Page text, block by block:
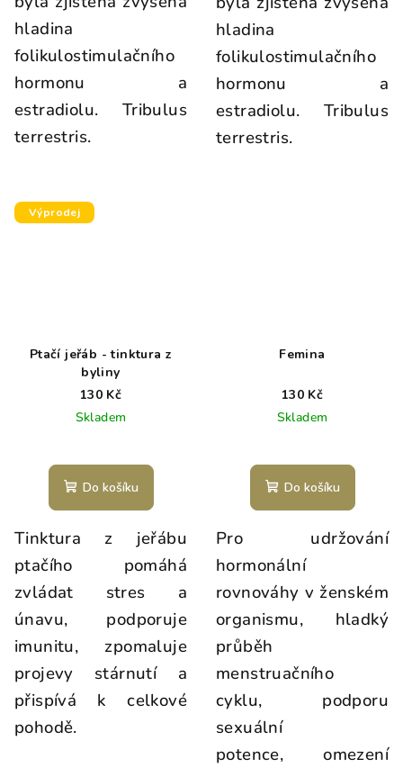
hladina
folikulostimulačního
hormonu a
estradiolu. Tribulus
terrestris.
hladina
folikulostimulačního
hormonu a
estradiolu. Tribulus
terrestris.
Výprodej
Ptačí jeřáb - tinktura z
byliny
130 Kč
Skladem
Do košíku
Tinktura z jeřábu
ptačího pomáhá
zvládat stres a
únavu, podporuje
imunitu, zpomaluje
projevy stárnutí a
přispívá k celkové
pohodě.
Femina
130 Kč
Skladem
Do košíku
Pro udržování
hormonální
rovnováhy v ženském
organismu, hladký
průběh
menstruačního
cyklu, podporu
sexuální
potence, omezení